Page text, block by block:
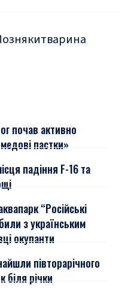
тварина
почав активно
пастки»
падіння F-16 та
“Російські
з українським
окупанти
півторарічного
біля річки